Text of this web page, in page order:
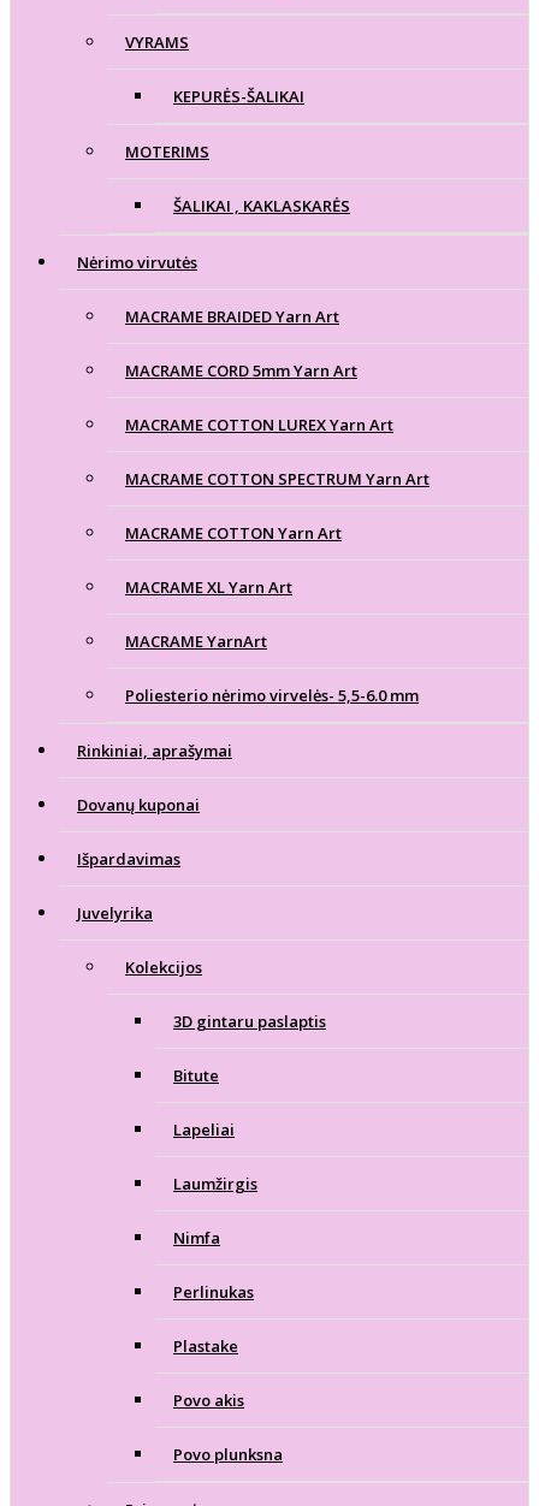
VYRAMS
KEPURĖS-ŠALIKAI
MOTERIMS
ŠALIKAI , KAKLASKARĖS
Nėrimo virvutės
MACRAME BRAIDED Yarn Art
MACRAME CORD 5mm Yarn Art
MACRAME COTTON LUREX Yarn Art
MACRAME COTTON SPECTRUM Yarn Art
MACRAME COTTON Yarn Art
MACRAME XL Yarn Art
MACRAME YarnArt
Poliesterio nėrimo virvelės- 5,5-6.0 mm
Rinkiniai, aprašymai
Dovanų kuponai
Išpardavimas
Juvelyrika
Kolekcijos
3D gintaru paslaptis
Bitute
Lapeliai
Laumžirgis
Nimfa
Perlinukas
Plastake
Povo akis
Povo plunksna